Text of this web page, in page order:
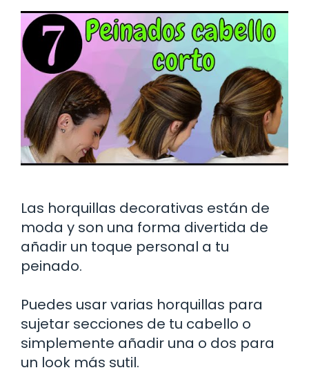
Las horquillas decorativas están de
moda y son una forma divertida de
añadir un toque personal a tu
peinado.
Puedes usar varias horquillas para
sujetar secciones de tu cabello o
simplemente añadir una o dos para
un look más sutil.